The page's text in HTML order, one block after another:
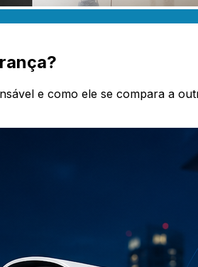
e como ele se compara a